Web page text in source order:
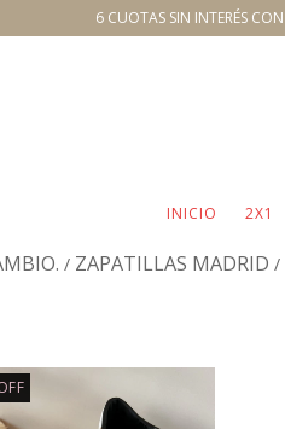
6 CUOTAS SIN INTERÉS
INICIO 2X1
/ ZAPATILLAS MADRID /